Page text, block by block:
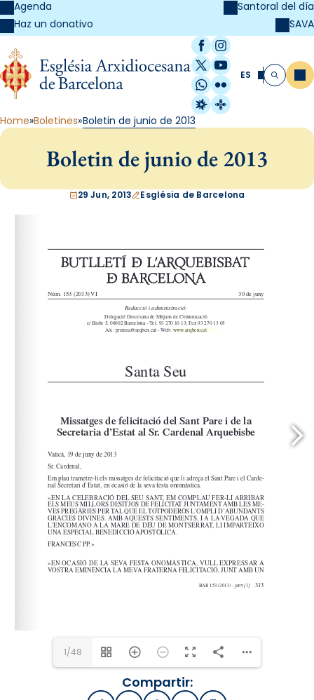
Agenda
Haz un donativo
Santoral del día
SAVA
Facebook
Instagram
X / Twitter
YouTube
WhatsApp
Flickr
Radio Estel
Catalunya
ES Buscar
Home Boletines Boletin de junio de 2013
Boletin de junio de 2013
29 Jun, 2013 Església de Barcelona
arqbcn.cat - Web: www.arqbcn.cat
1/48
Compartir: